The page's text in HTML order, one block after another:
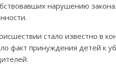
нарушению
стало известно в
факт принуждения детей к